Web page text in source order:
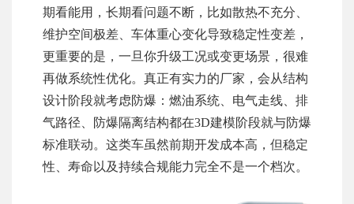
期看能用，长期看问题不断，比如散热不充分、
维护空间极差、车体重心变化导致稳定性变差，
更重要的是，一旦你升级工况或变更场景，很难
再做系统性优化。真正有实力的厂家，会从结构
设计阶段就考虑防爆：燃油系统、电气走线、排
气路径、防爆隔离结构都在3D建模阶段就与防爆
标准联动。这类车虽然前期开发成本高，但稳定
性、寿命以及持续合规能力完全不是一个档次。